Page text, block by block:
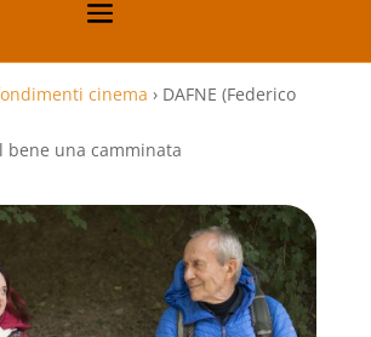
cinema › DAFNE (Federico
bene una camminata